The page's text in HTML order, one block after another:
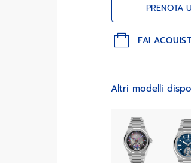
PRENOTA
FAI
Altri modelli